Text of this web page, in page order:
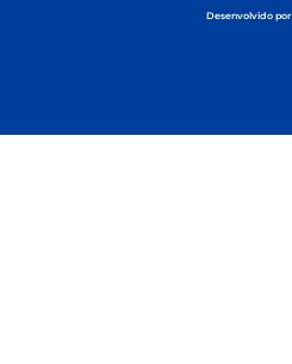
Desenvolvido por